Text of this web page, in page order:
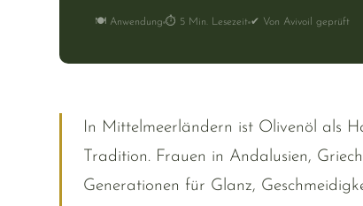
🍽️ Anwendung ⏱ 5 Min. Lesezeit ✔ Von Avivoil geprüft
In Mittelmeerländern ist Olivenöl als
Tradition. Frauen in Andalusien,
Generationen für Glanz,